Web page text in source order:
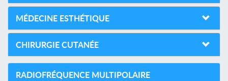
MÉDECINE ESTHÉTIQUE
CHIRURGIE CUTANÉE
RADIOFRÉQUENCE MULTIPOLAIRE